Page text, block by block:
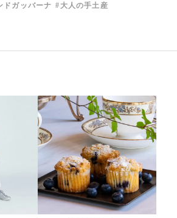
ドガッバーナ 大人の手土産